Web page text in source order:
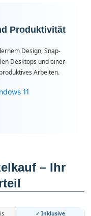
Produktivität
Design, Snap-
Desktops und einer
Arbeiten.
11
– Ihr
✓ Inklusive